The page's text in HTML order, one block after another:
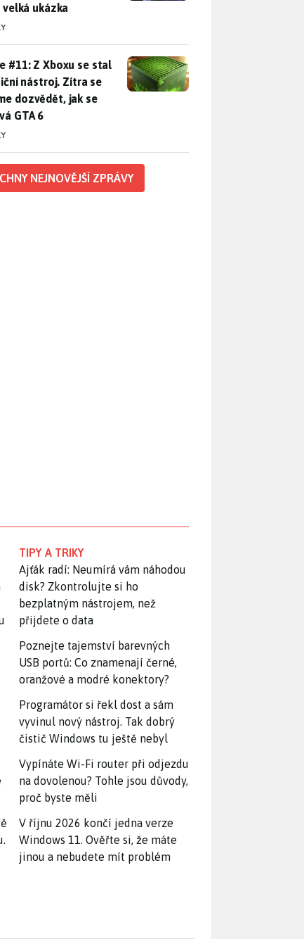
velká ukázka
#11: Z Xboxu se stal investiční nástroj. Zítra se můžeme
#11: Z Xboxu se stal
nástroj. Zítra se
dozvědět, jak se
GTA 6
NEJNOVĚJŠÍ ZPRÁVY
TIPY A TRIKY
Ajťák radí: Neumírá vám náhodou
disk? Zkontrolujte si ho
bezplatným nástrojem, než
přijdete o data
Poznejte tajemství barevných
USB portů: Co znamenají černé,
oranžové a modré konektory?
Programátor si řekl dost a sám
vyvinul nový nástroj. Tak dobrý
čistič Windows tu ještě nebyl
Vypínáte Wi-Fi router při odjezdu
na dovolenou? Tohle jsou důvody,
proč byste měli
V říjnu 2026 končí jedna verze
Windows 11. Ověřte si, že máte
jinou a nebudete mít problém